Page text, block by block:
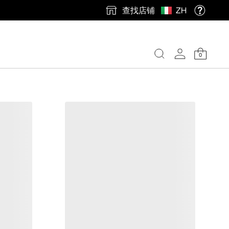
查找店铺 ZH
0